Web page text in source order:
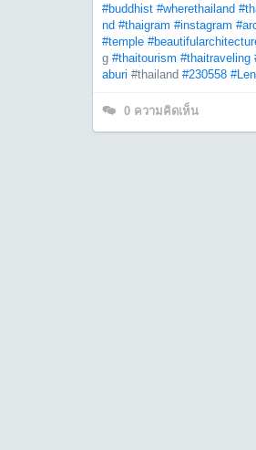
#buddhist #wherethailand
nd #thaigram #instagram
#temple
g #thaitourism #thaitraveling
aburi #thailand #230558
0 ความคิดเห็น